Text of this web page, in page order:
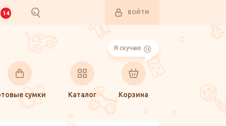
14 ВОЙТИ
сумки
Каталог
Я скучаю
Корзина